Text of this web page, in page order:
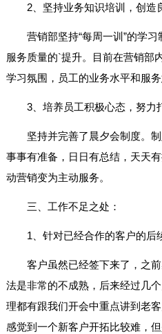
2、坚持业务知识培训，创造
营销部坚持“每周一训”的学
服务质量的`提升。目前在营销部
学习氛围，员工的业务水平和服务
3、培养员工积极心态，努力
坚持并完善了晨夕会制度。
事事有准备，日日有总结，天天
动营销变为主动服务。
三、工作不足之处：
1、针对已经合作的客户的后
客户虽然已经签下来了，之
法是非常的不成熟，后来经过几
理都有跟我们开会中重点讲到老
感觉到一个新客户开拓比较难，